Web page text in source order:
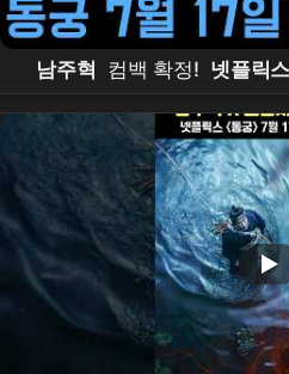
남주혁 컴백 확정! 넷플릭스
조승우 · 노윤서 와